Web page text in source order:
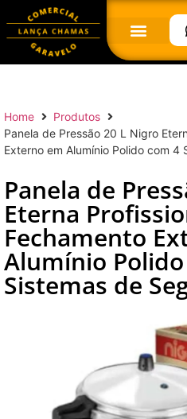
Home
Produtos
Panela de Pressão 20 L Nigro
Externo em Alumínio Polido com 4
Panela de
Eterna
Fechamento
Alumínio
Sistemas de